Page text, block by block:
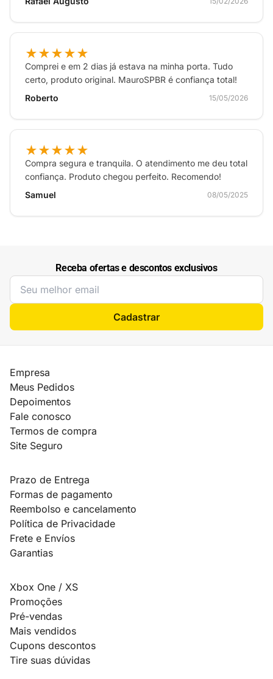
★★★★★
Comprei e em 2 dias já estava na minha porta. Tudo
certo, produto original. MauroSPBR é confiança total!
Roberto
15/05/2026
★★★★★
Compra segura e tranquila. O atendimento me deu total
confiança. Produto chegou perfeito. Recomendo!
Samuel
08/05/2025
Receba ofertas e descontos exclusivos
Cadastrar
Empresa
Meus Pedidos
Depoimentos
Fale conosco
Termos de compra
Site Seguro
Prazo de Entrega
Formas de pagamento
Reembolso e cancelamento
Política de Privacidade
Frete e Envíos
Garantias
Xbox One / XS
Promoções
Pré-vendas
Mais vendidos
Cupons descontos
Tire suas dúvidas